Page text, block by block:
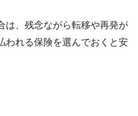
は、残念ながら転移や再発が
われる保険を選んでおくと安